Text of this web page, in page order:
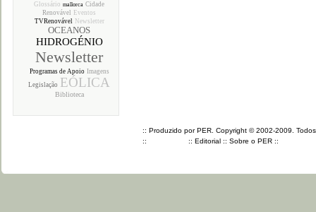
Glossário mallorca Cidade
Renovável
Eventos
TVRenovável Newsletter
OCEANOS
HIDROGÉNIO
Newsletter
Programas de Apoio Imagens
Legislação EÓLICA
Biblioteca
:: Produzido por PER. Copyright © 2002-2009.
::
:: Editorial :: Sobre o PER ::